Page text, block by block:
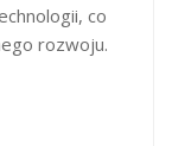
co
rozwoju.